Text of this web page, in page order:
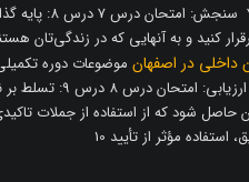
امتیاز کل فیلم درس 7 بحث درس: محیط درمانی انجام
برقرار کنید و به آنهایی که در زندگی‌تان
داخلی در اصفهان موضوعات دوره
سیستم های پشتیبانی 12 امتیاز کل فیلم درس 8 انجام شد: تکلیف درس 8
شود که از استفاده از جملات
مؤثر از تأیید 10